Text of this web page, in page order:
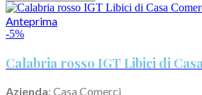
Anteprima
-5%
Calabria rosso IGT Libici di
Azienda: Casa Comerci